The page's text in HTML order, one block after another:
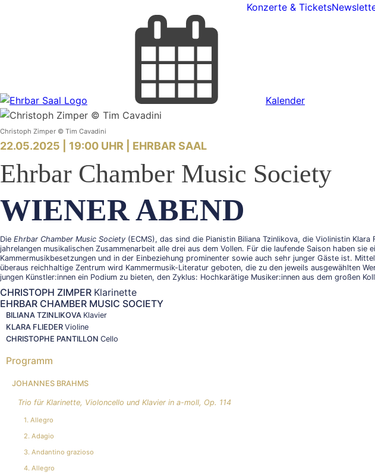
Konzerte & Tickets
Kalender
Christoph Zimper © Tim Cavadini
22.05.2025 | 19:00 UHR | EHRBAR SAAL
Ehrbar Chamber Music Society
WIENER ABEND
Die Ehrbar Chamber Music Society (ECMS), das sind die Pianistin Biliana Tzinlikova, die Violinistin
jahrelangen musikalischen Zusammenarbeit alle drei aus dem Vollen. Für die laufende Saison haben
Kammermusikbesetzungen und in der Einbeziehung prominenter sowie auch sehr junger Gäste ist.
überaus reichhaltige Zentrum wird Kammermusik-Literatur geboten, die zu den jeweils ausgewählten
jungen Künstler:innen ein Podium zu bieten, den Zyklus: Hochkarätige Musiker:innen aus dem großen
CHRISTOPH ZIMPER Klarinette
EHRBAR CHAMBER MUSIC SOCIETY
BILIANA TZINLIKOVA Klavier
KLARA FLIEDER Violine
CHRISTOPHE PANTILLON Cello
Programm
JOHANNES BRAHMS
Trio für Klarinette, Violoncello und Klavier in a-moll, Op. 114
1. Allegro
2. Adagio
3. Andantino grazioso
4. Allegro